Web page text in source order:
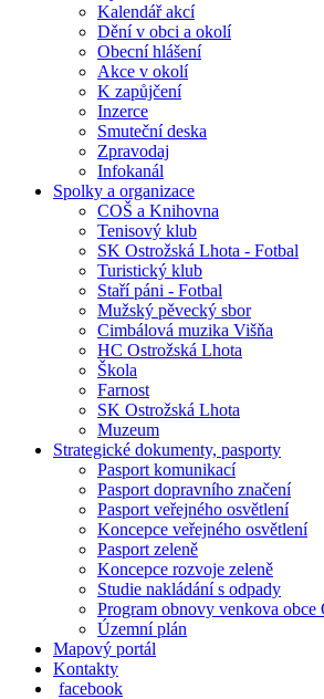
Kalendář akcí
Dění v obci a okolí
Obecní hlášení
Akce v okolí
K zapůjčení
Inzerce
Smuteční deska
Zpravodaj
Infokanál
Spolky a organizace
COŠ a Knihovna
Tenisový klub
SK Ostrožská Lhota - Fotbal
Turistický klub
Staří páni - Fotbal
Mužský pěvecký sbor
Cimbálová muzika Višňa
HC Ostrožská Lhota
Škola
Farnost
SK Ostrožská Lhota
Muzeum
Strategické dokumenty, pasporty
Pasport komunikací
Pasport dopravního značení
Pasport veřejného osvětlení
Koncepce veřejného osvětlení
Pasport zeleně
Koncepce rozvoje zeleně
Studie nakládání s odpady
Program obnovy venkova obce
Územní plán
Mapový portál
Kontakty
facebook